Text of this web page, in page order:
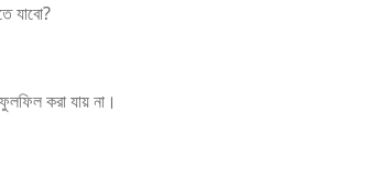
যাবো?
করা যায় না।